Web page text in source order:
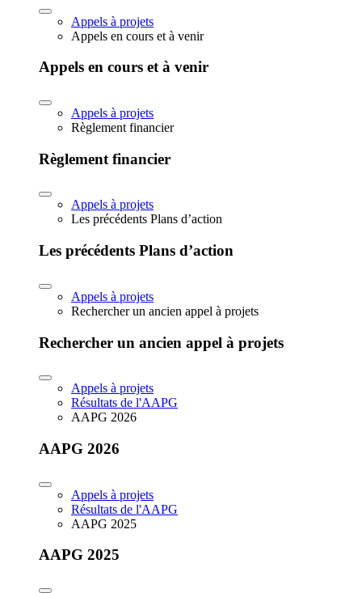
Appels à projets
Appels en cours et à venir
Appels en cours et à venir
Appels à projets
Règlement financier
Règlement financier
Appels à projets
Les précédents Plans d’action
Les précédents Plans d’action
Appels à projets
Rechercher un ancien appel à projets
Rechercher un ancien appel à projets
Appels à projets
Résultats de l'AAPG
AAPG 2026
AAPG 2026
Appels à projets
Résultats de l'AAPG
AAPG 2025
AAPG 2025